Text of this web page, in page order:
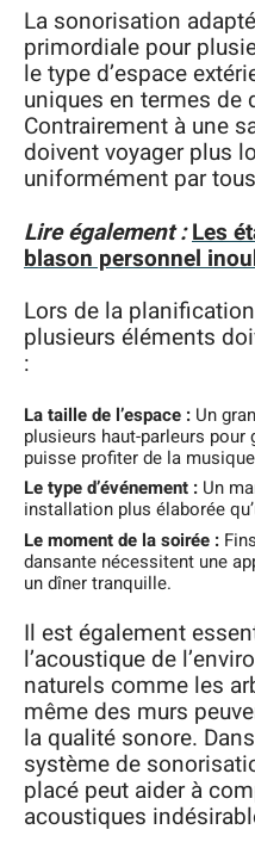
La sonorisation
primordiale pour
le type d’espace
uniques en termes de
Contrairement à une
doivent voyager plus
uniformément par
Lire également :Les
blason personnel
Lors de la
plusieurs éléments
:
La taille de l’espace : Un
plusieurs haut-parleurs
puisse profiter de la
Le type d’événement : Un
installation plus élaborée
Le moment de la soirée :
dansante nécessitent une
un dîner tranquille.
Il est également
l’acoustique de
naturels comme les
même des murs
la qualité sonore.
système de
placé peut aider à
acoustiques